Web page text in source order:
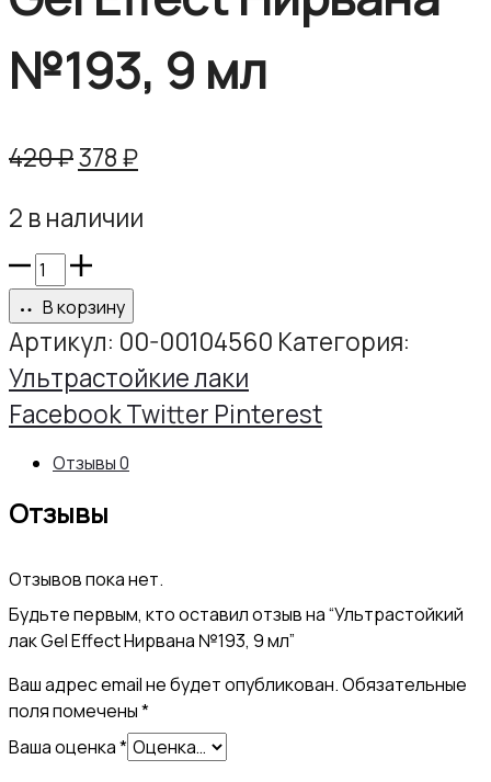
№193, 9 мл
420₽Первоначальная
составляла
420 ₽.
378₽Текущая
378 ₽.
2 в наличии
Количество
товара
Ультрастойкий
лак
Gel
Нирвана
№193,
мл
В корзину
Артикул: 00-00104560 Категория:
Ультрастойкие лаки
Share
FacebookTwitter Pinterest
Отзывы0
Отзывы
Отзывов пока нет.
Будьте первым, кто оставил отзыв на “Ультрастойкий
лак Gel Effect Нирвана №193, 9 мл”
Ваш адрес email не будет опубликован.Обязательные
поля помечены*
Ваша оценка*